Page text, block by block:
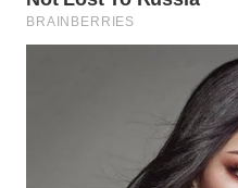
INFRASTRUKTUR